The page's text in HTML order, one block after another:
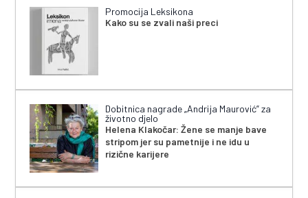
Promocija Leksikona
Kako su se zvali naši preci
Dobitnica nagrade „Andrija Maurović” za
životno djelo
Helena Klakočar: Žene se manje bave
stripom jer su pametnije i ne idu u
rizične karijere